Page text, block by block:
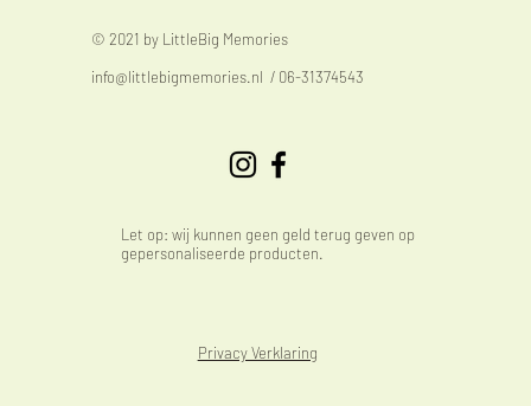
© 2021 by LittleBig Memories
info@littlebigmemories.nl / 06-31374543
Let op: wij kunnen geen geld terug geven op
gepersonaliseerde producten.
Privacy Verklaring